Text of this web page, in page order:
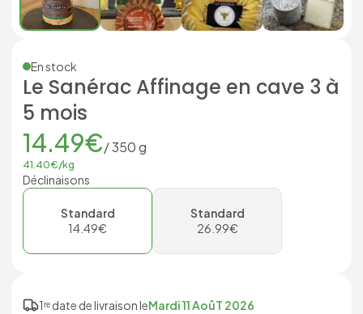
En stock
Le Sanérac Affinage en cave 3 à
5 mois
14.49€/350g
41.40€/kg
Déclinaisons
Standard
14.49€
Standard
26.99€
1ʳᵉ date de livraison leMardi 11 AoûT 2026